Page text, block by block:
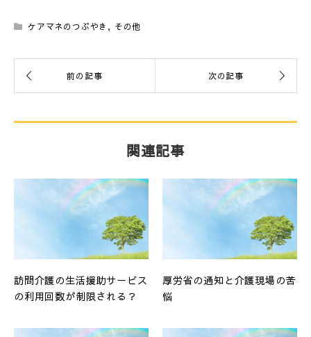
ケアマネのつぶやき , その他
関連記事
訪問介護の生活援助サービス
の利用回数が制限される？
厚労省の通知と介護現場の苦
悩